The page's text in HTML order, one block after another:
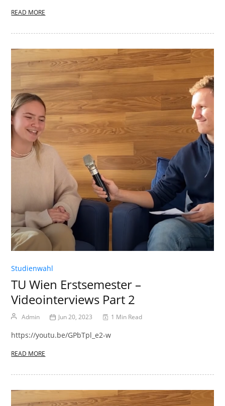
READ MORE
Studienwahl
TU Wien Erstsemester –
Videointerviews Part 2
Admin Jun 20, 2023 1 Min Read
https://youtu.be/GPbTpl_e2-w
READ MORE